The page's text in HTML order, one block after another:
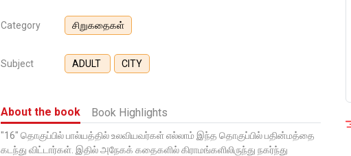
Category சிறுகதைகள்
Subject ADULT CITY
About the book Book Highlights
"16" தொகுப்பில் பால்யத்தில் உலவியவர்கள் எல்லாம் இந்த தொகுப்பில் பதின்மத்தை
கடந்து விட்டார்கள். இதில் அநேகக் கதைகளில் கிராமங்களிலிருந்து நகர்ந்து